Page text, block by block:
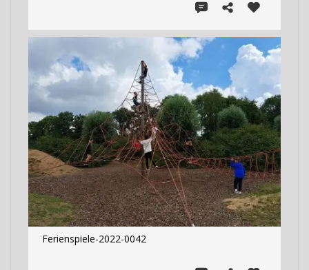
Ferienspiele-2022-0042